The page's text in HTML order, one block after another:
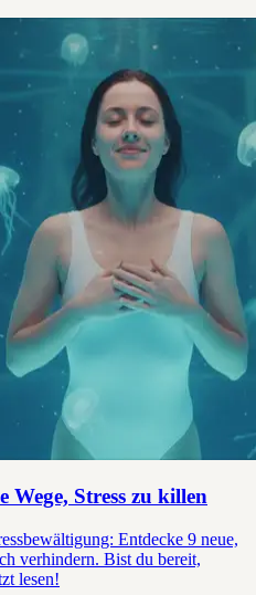
Wege, Stress zu killen
Entdecke 9 neue,
verhindern. Bist du bereit,
lesen!